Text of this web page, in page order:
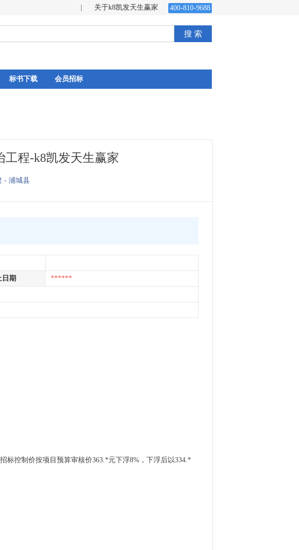
关于k8凯发天生赢家 400-810-9688
搜 索
标书下载 会员招标
工程-k8凯发天生赢家
- 浦城县
日期 ******
标控制价按项目预算审核价363.*元下浮8%，下浮后以334.*